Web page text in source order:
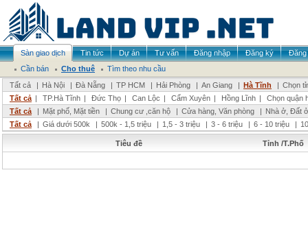
Sàn giao dịch Tin tức Dự án Tư vấn Đăng nhập Đăng ký
Đăng
Cần bán
Cho thuê
Tìm theo nhu cầu
Tất cả
| Hà Nội | Đà Nẵng | TP HCM | Hải Phòng | An Giang | Hà Tĩnh | Chọn
Tất cả | TP.Hà Tĩnh | Đức Thọ | Can Lộc | Cẩm Xuyên | Hồng Lĩnh |
Chọn quận
Tất cả
| Mặt phố, Mặt tiền | Chung cư ,căn hộ | Cửa hàng, Văn phòng | Nhà ở, Đất ở
Tất cả
| Giá dưới 500k | 500k - 1,5 triệu | 1,5 - 3 triệu | 3 - 6 triệu | 6 - 10 triệu |
Tiêu đề Tỉnh /T.Phố